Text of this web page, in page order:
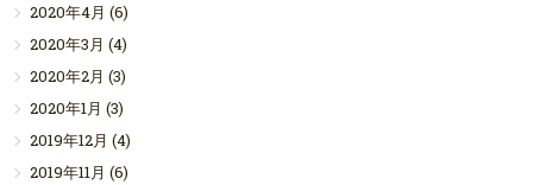
2020年4月 (6)
2020年3月 (4)
2020年2月 (3)
2020年1月 (3)
2019年12月 (4)
2019年11月 (6)